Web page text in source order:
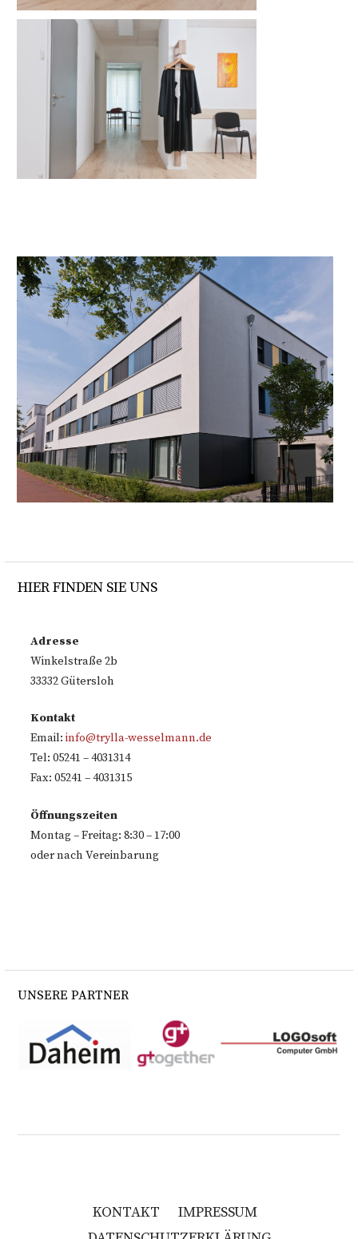
HIER FINDEN SIE UNS
Adresse
Winkelstraße 2b
33332 Gütersloh
Kontakt
Email:info@trylla-wesselmann.de
Tel: 05241 – 4031314
Fax: 05241 – 4031315
Öffnungszeiten
Montag – Freitag: 8:30 – 17:00
oder nach Vereinbarung
UNSERE PARTNER
KONTAKT
IMPRESSUM